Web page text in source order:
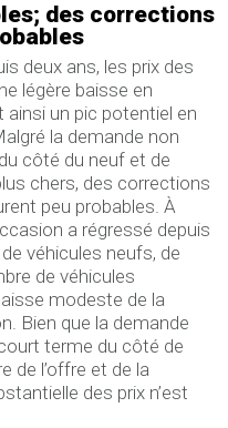
des corrections
deux ans, les prix des
légère baisse en
un pic potentiel en
la demande non
côté du neuf et de
chers, des corrections
peu probables. À
a régressé depuis
véhicules neufs, de
de véhicules
modeste de la
Bien que la demande
terme du côté de
de l’offre et de la
des prix n’est